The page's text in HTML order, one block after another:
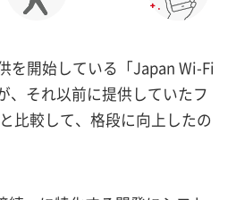
を開始している「Japan Wi-Fi
、それ以前に提供していたフ
比較して、格段に向上したの